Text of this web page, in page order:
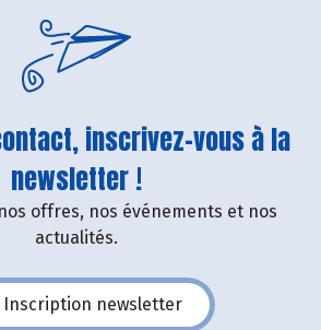
inscrivez-vous à la
newsletter !
offres, nos événements et nos
actualités.
Inscription newsletter